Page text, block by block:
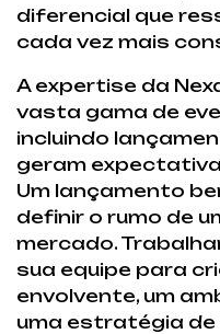
diferencial que
cada vez mais
A expertise da
vasta gama de
incluindo
geram
Um lançamento
definir o rumo de
mercado.
sua equipe para
envolvente, um
uma estratégia de